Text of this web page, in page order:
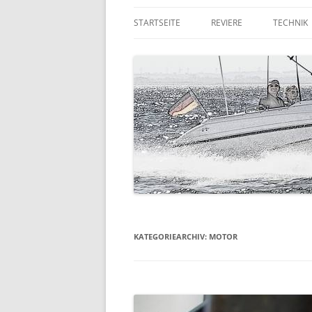
STARTSEITE REVIERE
DER NIEDERRHEIN
KORFU
TECHNIK
TRAILER
GPS &
KATEGORIEARCHIV: MOTOR